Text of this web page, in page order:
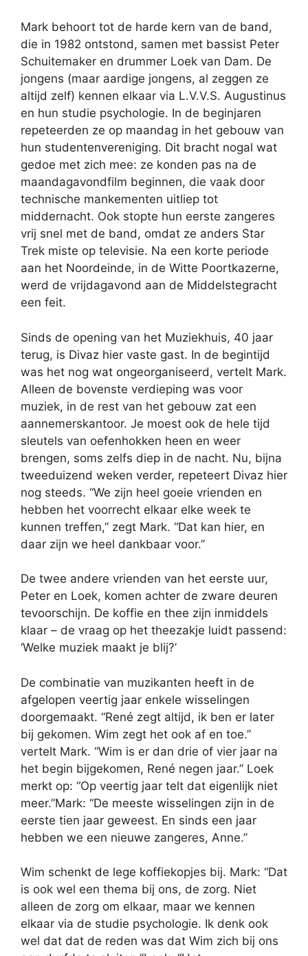
Mark behoort tot de harde kern van de band,
die in 1982 ontstond, samen met bassist Peter
Schuitemaker en drummer Loek van Dam. De
jongens (maar aardige jongens, al zeggen ze
altijd zelf) kennen elkaar via L.V.V.S. Augustinus
en hun studie psychologie. In de beginjaren
repeteerden ze op maandag in het gebouw van
hun studentenvereniging. Dit bracht nogal wat
gedoe met zich mee: ze konden pas na de
maandagavondfilm beginnen, die vaak door
technische mankementen uitliep tot
middernacht. Ook stopte hun eerste zangeres
vrij snel met de band, omdat ze anders Star
Trek miste op televisie. Na een korte periode
aan het Noordeinde, in de Witte Poortkazerne,
werd de vrijdagavond aan de Middelstegracht
een feit.
Sinds de opening van het Muziekhuis, 40 jaar
terug, is Divaz hier vaste gast. In de begintijd
was het nog wat ongeorganiseerd, vertelt Mark.
Alleen de bovenste verdieping was voor
muziek, in de rest van het gebouw zat een
aannemerskantoor. Je moest ook de hele tijd
sleutels van oefenhokken heen en weer
brengen, soms zelfs diep in de nacht. Nu, bijna
tweeduizend weken verder, repeteert Divaz hier
nog steeds. “We zijn heel goeie vrienden en
hebben het voorrecht elkaar elke week te
kunnen treffen,” zegt Mark. “Dat kan hier, en
daar zijn we heel dankbaar voor.”
De twee andere vrienden van het eerste uur,
Peter en Loek, komen achter de zware deuren
tevoorschijn. De koffie en thee zijn inmiddels
klaar – de vraag op het theezakje luidt passend:
‘Welke muziek maakt je blij?’
De combinatie van muzikanten heeft in de
afgelopen veertig jaar enkele wisselingen
doorgemaakt. “René zegt altijd, ik ben er later
bij gekomen. Wim zegt het ook af en toe.”
vertelt Mark. “Wim is er dan drie of vier jaar na
het begin bijgekomen, René negen jaar.” Loek
merkt op: “Op veertig jaar telt dat eigenlijk niet
meer.”Mark: “De meeste wisselingen zijn in de
eerste tien jaar geweest. En sinds een jaar
hebben we een nieuwe zangeres, Anne.”
Wim schenkt de lege koffiekopjes bij. Mark: “Dat
is ook wel een thema bij ons, de zorg. Niet
alleen de zorg om elkaar, maar we kennen
elkaar via de studie psychologie. Ik denk ook
wel dat dat de reden was dat Wim zich bij ons